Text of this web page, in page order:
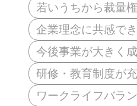
若いうちから裁量
企業理念に共感で
今後事業が大きく
研修・教育制度が
ワークライフバラ